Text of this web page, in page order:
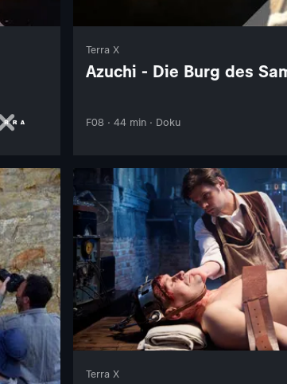
Terra X
Azuchi - Die Burg des
F08 · 44 min · Doku
Terra X